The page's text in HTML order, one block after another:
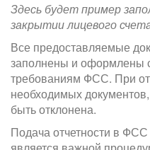
Здесь будет пример
закрытии лицевого
Все предоставляемые
заполнены и оформлены
требованиям ФСС. При
необходимых
быть отклонена.
Подача отчетности в